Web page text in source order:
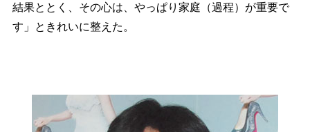
結果ととく、その心は、やっぱり家庭（過程）が重要で
す」ときれいに整えた。